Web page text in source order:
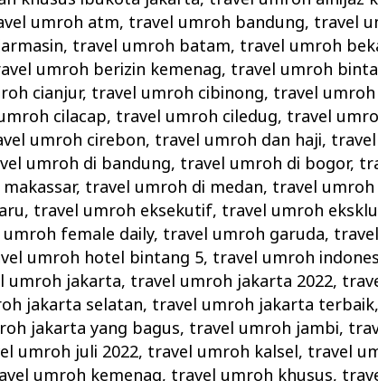
umroh atm, travel umroh bandung, travel
, travel umroh batam, travel umroh
umroh berizin kemenag, travel umroh
cianjur, travel umroh cibinong, travel
cilacap, travel umroh ciledug, travel
umroh cirebon, travel umroh dan haji,
umroh di bandung, travel umroh di bogor,
, travel umroh di medan, travel umroh
, travel umroh eksekutif, travel umroh
female daily, travel umroh garuda,
umroh hotel bintang 5, travel umroh
umroh jakarta, travel umroh jakarta 2022,
jakarta selatan, travel umroh jakarta terbaik,
jakarta yang bagus, travel umroh jambi,
umroh juli 2022, travel umroh kalsel, travel